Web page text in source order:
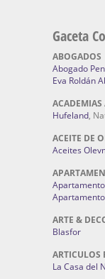
Gaceta
ABOGADOS
Abogado
Eva Roldán
Hufeland,
ACEITE DE
Aceites
ARTE &
Blasfor
ARTICULOS
La Casa del